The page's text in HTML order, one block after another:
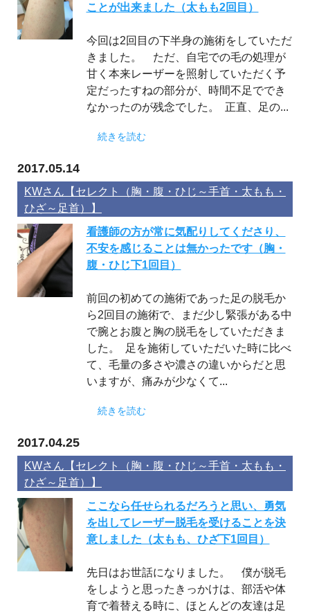
ことが出来ました（太もも2回目）
今回は2回目の下半身の施術をしていただ
きました。 ただ、自宅での毛の処理が
甘く本来レーザーを照射していただく予
定だったすねの部分が、時間不足ででき
なかったのが残念でした。 正直、足の...
続きを読む
2017.05.14
KWさん【セレクト（胸・腹・ひじ～手首・太もも・
ひざ～足首）】
看護師の方が常に気配りしてくださり、
不安を感じることは無かったです（胸・
腹・ひじ下1回目）
前回の初めての施術であった足の脱毛か
ら2回目の施術で、まだ少し緊張がある中
で腕とお腹と胸の脱毛をしていただきま
した。 足を施術していただいた時に比べ
て、毛量の多さや濃さの違いからだと思
いますが、痛みが少なくて...
続きを読む
2017.04.25
KWさん【セレクト（胸・腹・ひじ～手首・太もも・
ひざ～足首）】
ここなら任せられるだろうと思い、勇気
を出してレーザー脱毛を受けることを決
意しました（太もも、ひざ下1回目）
先日はお世話になりました。 僕が脱毛
をしようと思ったきっかけは、部活や体
育で着替える時に、ほとんどの友達は足